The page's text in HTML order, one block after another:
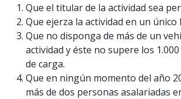
Que el titular de la actividad sea
Que ejerza la actividad en un único
Que no disponga de más de un
actividad y éste no supere los
de carga.
Que en ningún momento del año
más de dos personas asalariadas